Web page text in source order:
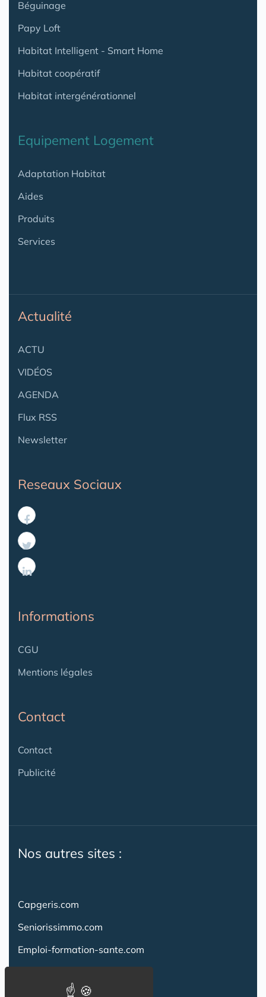
Béguinage
Papy Loft
Habitat Intelligent - Smart Home
Habitat coopératif
Habitat intergénérationnel
Equipement Logement
Adaptation Habitat
Aides
Produits
Services
Actualité
ACTU
VIDÉOS
AGENDA
Flux RSS
Newsletter
Reseaux Sociaux
Informations
CGU
Mentions légales
Contact
Contact
Publicité
Nos autres sites :
Capgeris.com
Seniorissimmo.com
Emploi-formation-sante.com
Creche-et-naissance.com